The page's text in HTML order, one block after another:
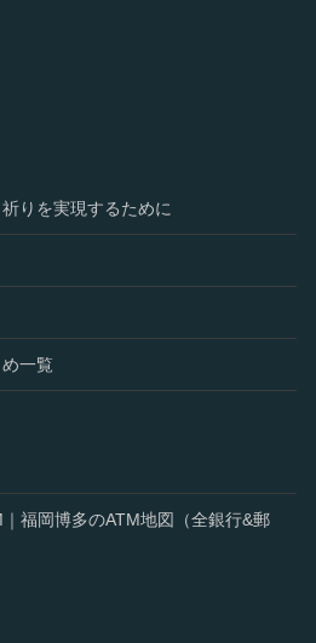
りを実現するために
一覧
福岡博多のATM地図（全銀行&郵